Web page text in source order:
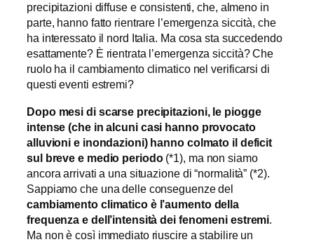
precipitazioni diffuse e consistenti, che, almeno in
parte, hanno fatto rientrare l’emergenza siccità, che
ha interessato il nord Italia. Ma cosa sta succedendo
esattamente? È rientrata l’emergenza siccità? Che
ruolo ha il cambiamento climatico nel verificarsi di
questi eventi estremi?
Dopo mesi di scarse precipitazioni, le piogge
intense (che in alcuni casi hanno provocato
alluvioni e inondazioni) hanno colmato il deficit
sul breve e medio periodo(*1), ma non siamo
ancora arrivati a una situazione di “normalità” (*2).
Sappiamo che una delle conseguenze del
cambiamento climatico è l’aumento della
frequenza e dell’intensità dei fenomeni estremi.
Ma non è così immediato riuscire a stabilire un